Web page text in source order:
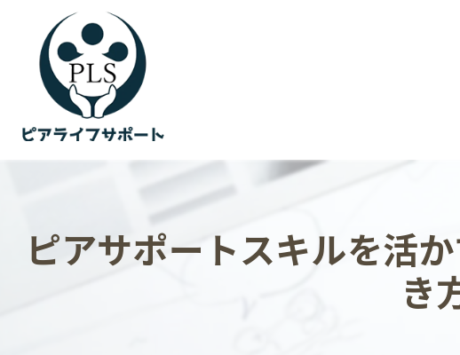
ピアサポートスキルを活
き